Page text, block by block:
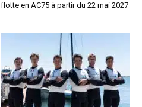
flotte en AC75 à partir du 22 mai 2027